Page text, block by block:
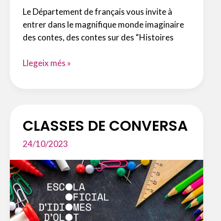
Le Département de français vous invite à
entrer dans le magnifique monde imaginaire
des contes, des contes sur des “Histoires
HISTOIRES
Llegeix més »
CLASSES DE CONVERSA
24/10/2023